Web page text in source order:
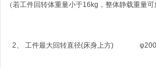
（若工件回转体重量小于16kg ，整体静载重量
2、 工件最大回转直径(床身上方)